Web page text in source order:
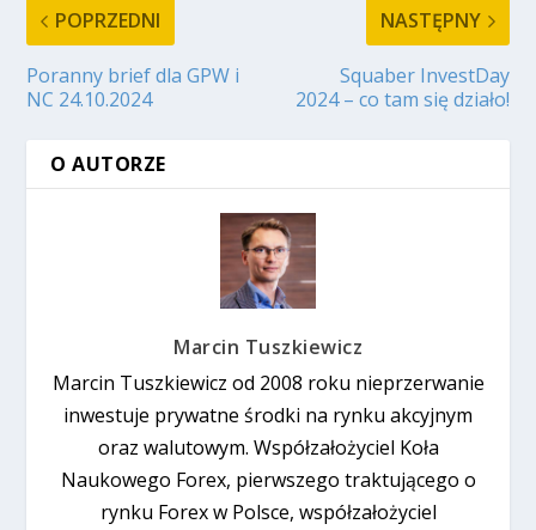
POPRZEDNI
Poranny brief dla GPW i
NC 24.10.2024
NASTĘPNY
Squaber InvestDay
2024 – co tam się działo!
O AUTORZE
Marcin Tuszkiewicz
Marcin Tuszkiewicz od 2008 roku nieprzerwanie
inwestuje prywatne środki na rynku akcyjnym
oraz walutowym. Współzałożyciel Koła
Naukowego Forex, pierwszego traktującego o
rynku Forex w Polsce, współzałożyciel